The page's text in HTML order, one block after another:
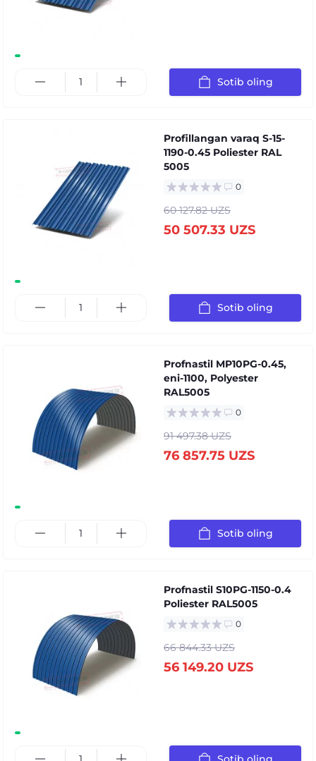
Sotib oling
Profillangan varaq S-15-
1190-0.45 Poliester RAL
5005
0
60 127.82 UZS
50 507.33 UZS
Sotib oling
Profnastil MP10PG-0.45,
eni-1100, Polyester
RAL5005
0
91 497.38 UZS
76 857.75 UZS
Sotib oling
Profnastil S10PG-1150-0.4
Poliester RAL5005
0
66 844.33 UZS
56 149.20 UZS